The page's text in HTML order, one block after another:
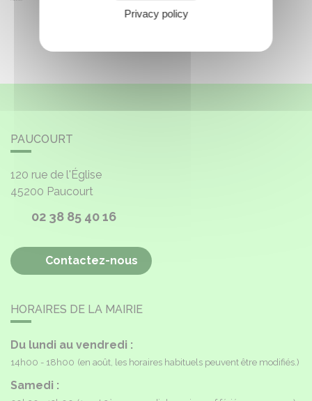
PAUCOURT
120 rue de l'Église
45200 Paucourt
02 38 85 40 16
Contactez-nous
HORAIRES DE LA MAIRIE
Du lundi au vendredi :
14h00 - 18h00 (en août, les horaires habituels peuvent être modifiés.)
Samedi :
Privacy policy